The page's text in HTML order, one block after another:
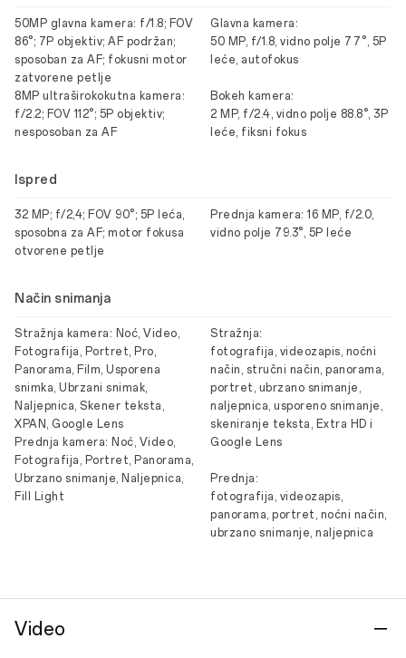
50MP glavna kamera: f/1.8; FOV
86°; 7P objektiv; AF podržan;
sposoban za AF; fokusni motor
zatvorene petlje
8MP ultraširokokutna kamera:
f/2.2; FOV 112°; 5P objektiv;
nesposoban za AF
Glavna kamera:
50 MP, f/1.8, vidno polje 77°, 5P
leće, autofokus
Bokeh kamera:
2 MP, f/2.4, vidno polje 88.8°, 3P
leće, fiksni fokus
Ispred
32 MP; f/2,4; FOV 90°; 5P leća,
sposobna za AF; motor fokusa
otvorene petlje
Prednja kamera: 16 MP, f/2.0,
vidno polje 79.3°, 5P leće
Način snimanja
Stražnja kamera: Noć, Video,
Fotografija, Portret, Pro,
Panorama, Film, Usporena
snimka, Ubrzani snimak,
Naljepnica, Skener teksta,
XPAN, Google Lens
Prednja kamera: Noć, Video,
Fotografija, Portret, Panorama,
Ubrzano snimanje, Naljepnica,
Fill Light
Stražnja:
fotografija, videozapis, noćni
način, stručni način, panorama,
portret, ubrzano snimanje,
naljepnica, usporeno snimanje,
skeniranje teksta, Extra HD i
Google Lens
Prednja:
fotografija, videozapis,
panorama, portret, noćni način,
ubrzano snimanje, naljepnica
Video